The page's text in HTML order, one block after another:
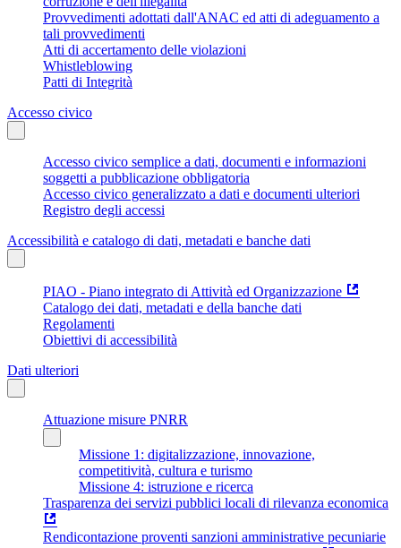
Provvedimenti adottati dall'ANAC ed atti di adeguamento a
tali provvedimenti
Atti di accertamento delle violazioni
Whistleblowing
Patti di Integrità
Accesso civico
Accesso civico semplice a dati, documenti e informazioni
soggetti a pubblicazione obbligatoria
Accesso civico generalizzato a dati e documenti ulteriori
Registro degli accessi
Accessibilità e catalogo di dati, metadati e banche dati
PIAO - Piano integrato di Attività ed Organizzazione
Catalogo dei dati, metadati e della banche dati
Regolamenti
Obiettivi di accessibilità
Dati ulteriori
Attuazione misure PNRR
Missione 1: digitalizzazione, innovazione,
competitività, cultura e turismo
Missione 4: istruzione e ricerca
Trasparenza dei servizi pubblici locali di rilevanza economica
Rendicontazione proventi sanzioni amministrative pecuniarie